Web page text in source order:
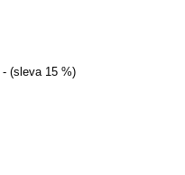
- (sleva 15 %)